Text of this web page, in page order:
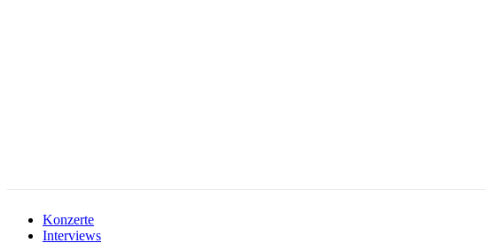
Konzerte
Interviews